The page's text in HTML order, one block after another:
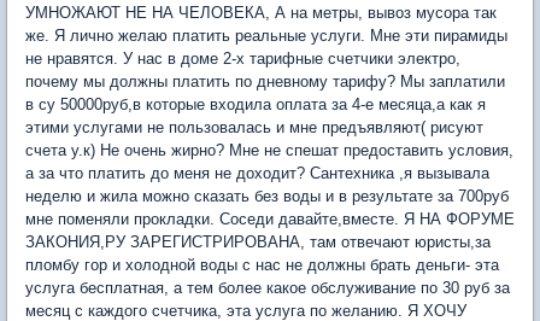
УМНОЖАЮТ НЕ НА ЧЕЛОВЕКА, А на метры, вывоз мусора так
же. Я лично желаю платить реальные услуги. Мне эти пирамиды
не нравятся. У нас в доме 2-х тарифные счетчики электро,
почему мы должны платить по дневному тарифу? Мы заплатили
в су 50000руб,в которые входила оплата за 4-е месяца,а как я
этими услугами не пользовалась и мне предъявляют( рисуют
счета у.к) Не очень жирно? Мне не спешат предоставить условия,
а за что платить до меня не доходит? Сантехника ,я вызывала
неделю и жила можно сказать без воды и в результате за 700руб
мне поменяли прокладки. Соседи давайте,вместе. Я НА ФОРУМЕ
ЗАКОНИЯ,РУ ЗАРЕГИСТРИРОВАНА, там отвечают юристы,за
пломбу гор и холодной воды с нас не должны брать деньги- эта
услуга бесплатная, а тем более какое обслуживание по 30 руб за
месяц с каждого счетчика, эта услуга по желанию. Я ХОЧУ